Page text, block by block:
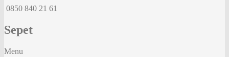
0850 840 21 61
Sepet
Menu